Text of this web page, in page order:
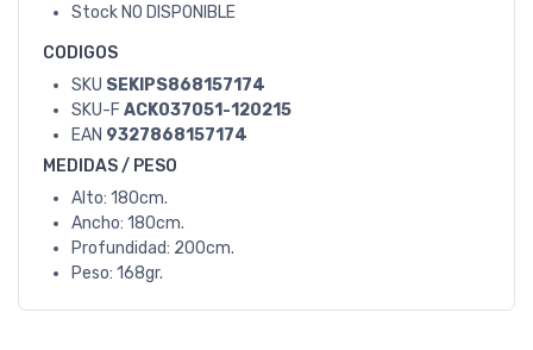
Stock NO DISPONIBLE
CODIGOS
SKU SEKIPS868157174
SKU-F ACK037051-120215
EAN 9327868157174
MEDIDAS / PESO
Alto: 180cm.
Ancho: 180cm.
Profundidad: 200cm.
Peso: 168gr.